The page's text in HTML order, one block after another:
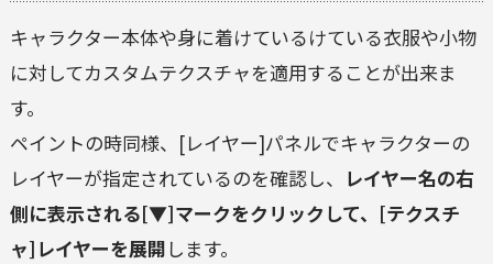
キャラクター本体や身に着けているけている衣服や小物
に対してカスタムテクスチャを適用することが出来ま
す。
ペイントの時同様、[レイヤー]パネルでキャラクターの
レイヤーが指定されているのを確認し、 レイヤー名の右
側に表示される[▼]マークをクリックして、[テクスチ
ャ]レイヤーを展開 します。